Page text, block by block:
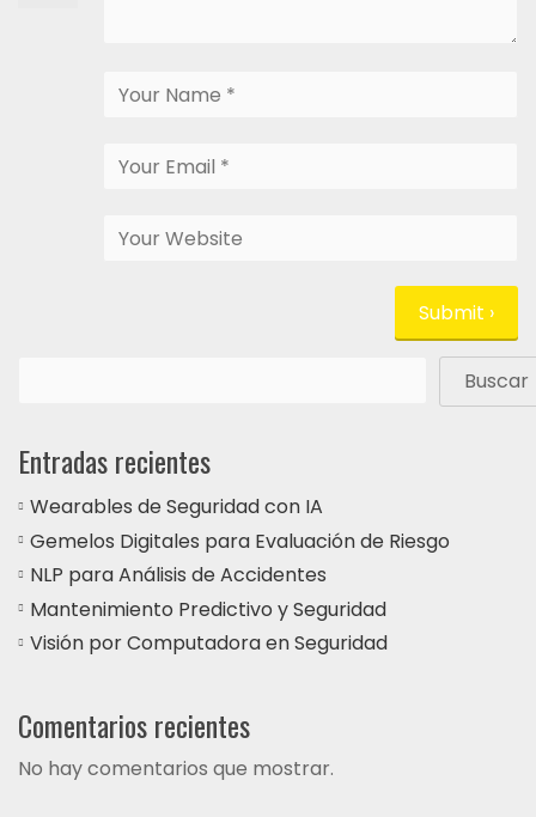
Buscar
Entradas recientes
Wearables de Seguridad con IA
Gemelos Digitales para Evaluación de Riesgo
NLP para Análisis de Accidentes
Mantenimiento Predictivo y Seguridad
Visión por Computadora en Seguridad
Comentarios recientes
No hay comentarios que mostrar.